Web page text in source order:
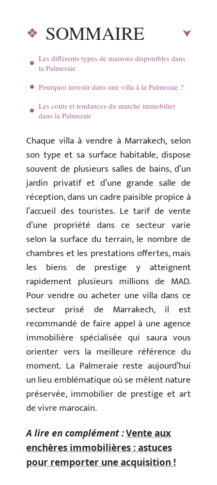
SOMMAIRE
Les différents types de maisons disponibles dans
la Palmeraie
Pourquoi investir dans une villa à la Palmeraie ?
Les coûts et tendances du marché immobilier
dans la Palmeraie
Chaque villa à vendre à Marrakech, selon
son type et sa surface habitable, dispose
souvent de plusieurs salles de bains, d’un
jardin privatif et d’une grande salle de
réception, dans un cadre paisible propice à
l’accueil des touristes. Le tarif de vente
d’une propriété dans ce secteur varie
selon la surface du terrain, le nombre de
chambres et les prestations offertes, mais
les biens de prestige y atteignent
rapidement plusieurs millions de MAD.
Pour vendre ou acheter une villa dans ce
secteur prisé de Marrakech, il est
recommandé de faire appel à une agence
immobilière spécialisée qui saura vous
orienter vers la meilleure référence du
moment. La Palmeraie reste aujourd’hui
un lieu emblématique où se mêlent nature
préservée, immobilier de prestige et art
de vivre marocain.
A lire en complément :Vente aux
enchères immobilières : astuces
pour remporter une acquisition !